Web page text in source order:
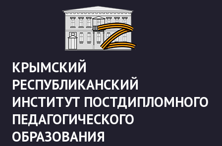
КРЫМСКИЙ
РЕСПУБЛИКАНСКИЙ
ИНСТИТУТ ПОСТДИПЛОМНОГО
ПЕДАГОГИЧЕСКОГО
ОБРАЗОВАНИЯ